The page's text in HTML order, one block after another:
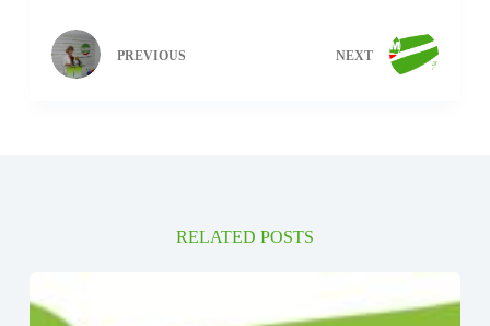
PREVIOUS NEXT
RELATED POSTS